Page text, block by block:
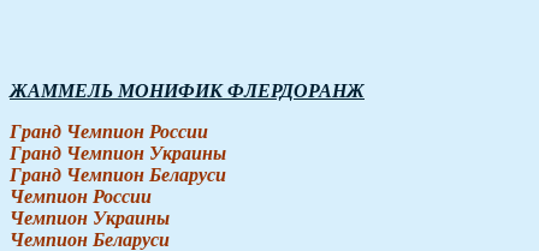
ЖАММЕЛЬ МОНИФИК ФЛЕРДОРАНЖ
Гранд Чемпион России
Гранд Чемпион Украины
Гранд Чемпион Беларуси
Чемпион России
Чемпион Украины
Чемпион Беларуси